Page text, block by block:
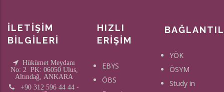
İLETİŞİM
BİLGİLERİ
Hükümet Meydanı
No: 2 PK: 06050 Ulus,
Altındağ, ANKARA
+90 312 596 44 44 -
HIZLI
ERİŞİM
EBYS
ÖBS
YÖK
ÖSYM
Study in